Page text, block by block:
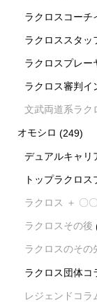
ラクロスコーチ
ラクロススタッ
ラクロスプレー
ラクロス審判イ
文武両道系ラク
オモシロ (249)
デュアルキャリ
トップラクロ
ラクロス ＋ 〇〇
ラクロスその後
ラクロスのその
ラクロス団体コ
レジェンドコラ